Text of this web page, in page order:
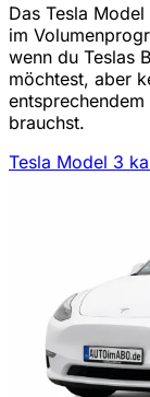
Das Tesla
im
wenn du Teslas
möchtest, aber
brauchst.
Tesla Model 3